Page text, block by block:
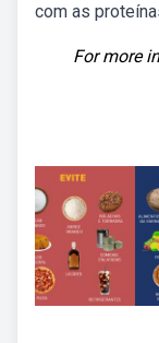
com as
For more